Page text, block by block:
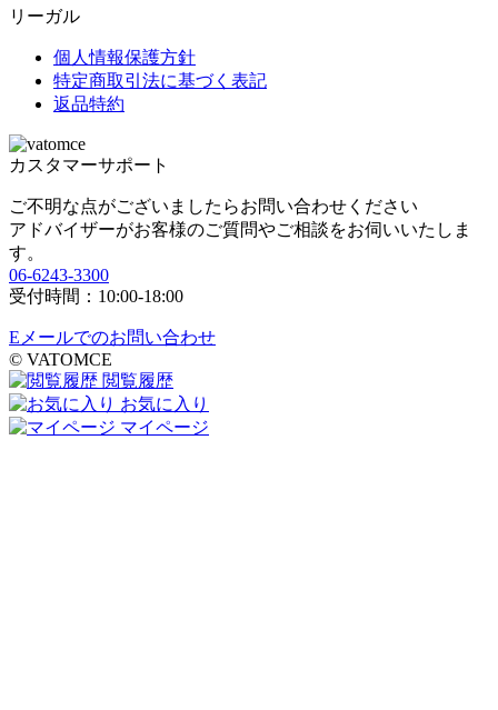
リーガル
個人情報保護方針
特定商取引法に基づく表記
返品特約
カスタマーサポート
ご不明な点がございましたらお問い合わせください
アドバイザーがお客様のご質問やご相談をお伺いいたしま
す。
06-6243-3300
受付時間：10:00-18:00
Eメールでのお問い合わせ
© VATOMCE
閲覧履歴
お気に入り
マイページ